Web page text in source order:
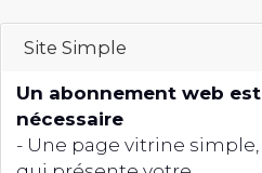
Site Simple
Un abonnement web est
nécessaire
- Une page vitrine simple,